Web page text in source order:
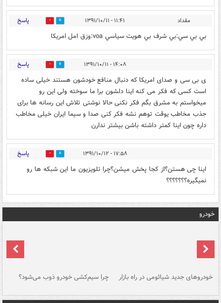
مقداد ۱۱:۴۱ - ۱۳۹۱/۱۰/۱۱ 0 پاسخ
بي بي سي:بي شرف بي هويت سياسي voa:وزق امل امريكا
۱۴:۰۸ - ۱۳۹۱/۱۰/۱۱ 0 پاسخ
ی بی سی و صدای امریکا که دنبال منافع خودشون هستند خیلی ساده
است کسی که فکر می کنه اینا دلشون برا ما سوخته ولی این رو
میخواستم به مشرق بگم فکر نکنی حالا نوشتی تلاش این رسانه ها برای
جذب مخاطب یوقت توهم نشه فکر کنی صدا و سیما ایران خیلی مخاطب
داره چون اینا کمتر داشته باشن بیشتر ندارن
۱۷:۵۸ - ۱۳۹۱/۱۰/۱۲ 0 پاسخ
اینا چی هستن؟از کجا پخش میشن؟چرا تلویزیون ما این شبکه ها رو
نمیگیره؟؟؟؟؟؟؟
خودرو
خودروهای جدید شیائومی در راه بازار چرا سیم‌کشی خودرو ذوب می‌شود؟